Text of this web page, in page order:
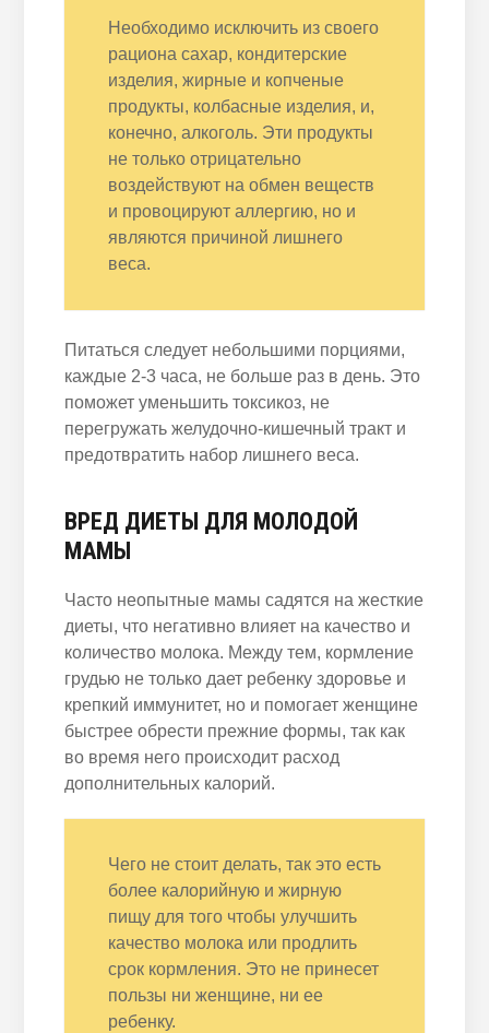
Необходимо исключить из своего
рациона сахар, кондитерские
изделия, жирные и копченые
продукты, колбасные изделия, и,
конечно, алкоголь. Эти продукты
не только отрицательно
воздействуют на обмен веществ
и провоцируют аллергию, но и
являются причиной лишнего
веса.
Питаться следует небольшими порциями,
каждые 2-3 часа, не больше раз в день. Это
поможет уменьшить токсикоз, не
перегружать желудочно-кишечный тракт и
предотвратить набор лишнего веса.
ВРЕД ДИЕТЫ ДЛЯ МОЛОДОЙ
МАМЫ
Часто неопытные мамы садятся на жесткие
диеты, что негативно влияет на качество и
количество молока. Между тем, кормление
грудью не только дает ребенку здоровье и
крепкий иммунитет, но и помогает женщине
быстрее обрести прежние формы, так как
во время него происходит расход
дополнительных калорий.
Чего не стоит делать, так это есть
более калорийную и жирную
пищу для того чтобы улучшить
качество молока или продлить
срок кормления. Это не принесет
пользы ни женщине, ни ее
ребенку.